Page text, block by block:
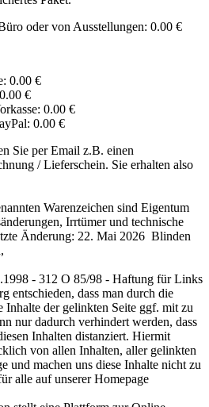
oder von Ausstellungen: 0.00 €
0.00 €
€
0.00 €
0.00 €
Sie per Email z.B. einen
/ Lieferschein. Sie erhalten also
Warenzeichen sind Eigentum
Irrtümer und technische
Änderung: 22. Mai 2026 Blinden
- 312 O 85/98 - Haftung für Links
entschieden, dass man durch die
der gelinkten Seite ggf. mit zu
nur dadurch verhindert werden, dass
Inhalten distanziert. Hiermit
von allen Inhalten, aller gelinkten
und machen uns diese Inhalte nicht zu
alle auf unserer Homepage